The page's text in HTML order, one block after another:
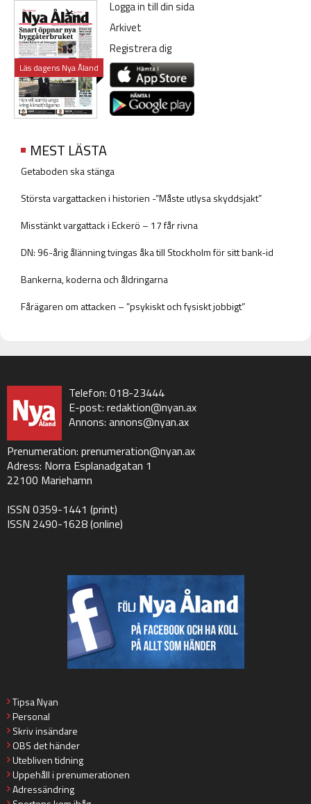
Läs dagens Nya Åland
Logga in till din sida
Arkivet
Registrera dig
MEST LÄSTA
Getaboden ska stänga
Största vargattacken i historien -”Måste utlysa skyddsjakt”
Misstänkt vargattack i Eckerö – 17 får rivna
DN: 96-årig ålänning tvingas åka till Stockholm för sitt bank-id
Bankerna, koderna och åldringarna
Fårägaren om attacken – ”psykiskt och fysiskt jobbigt”
Telefon: 018-23444
E-post: redaktion@nyan.ax
Annons: annons@nyan.ax
Prenumeration: prenumeration@nyan.ax
Adress: Norra Esplanadgatan 1
22100 Mariehamn
ISSN 0359-1441 (print)
ISSN 2490-1628 (online)
Tipsa Nyan
Personal
Skriv insändare
OBS det händer
Utebliven tidning
Uppehåll i prenumerationen
Adressändring